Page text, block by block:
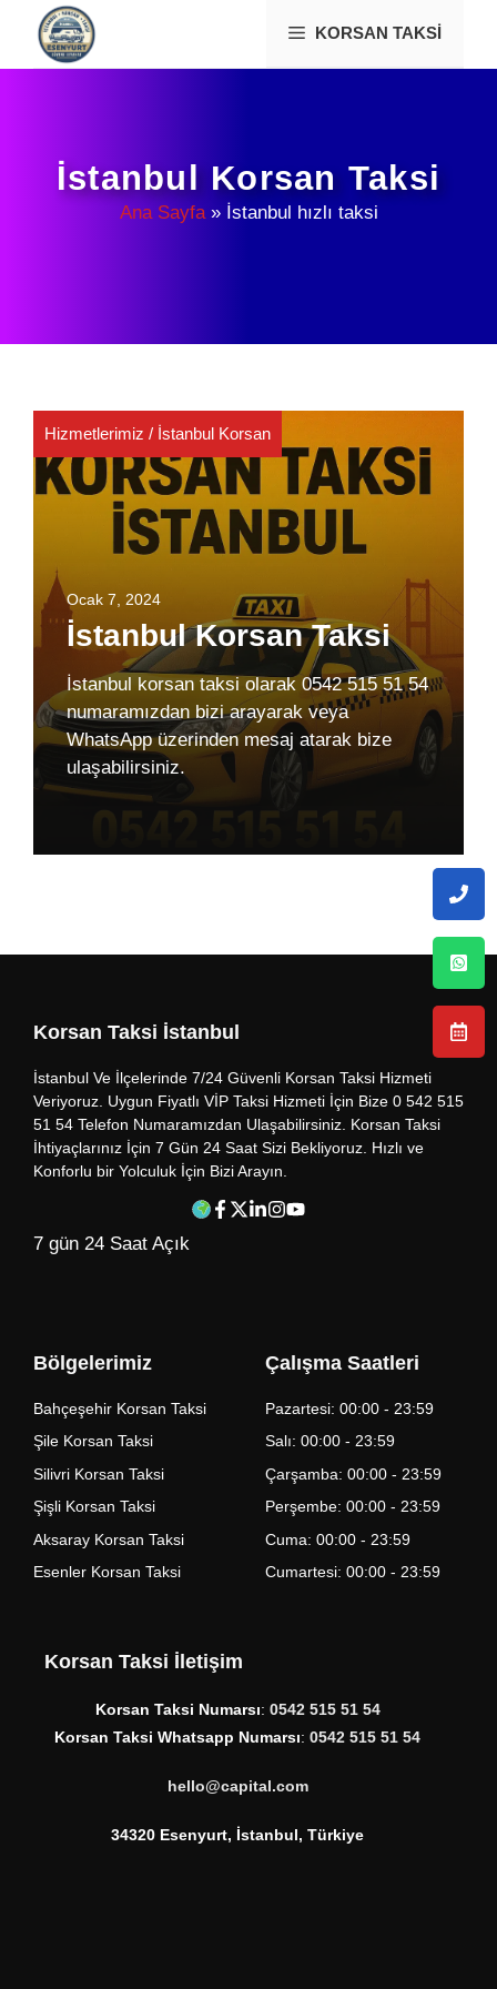
İçeriğe
KORSAN TAKSI
İstanbul Korsan Taksi
Ana Sayfa» İstanbul hızlı taksi
Hizmetlerimiz / İstanbul Korsan
Ocak 7, 2024
İstanbul Korsan Taksi
İstanbul korsan taksi olarak 0542 515 51 54
numaramızdan bizi arayarak veya
WhatsApp üzerinden mesaj atarak bize
ulaşabilirsiniz.
Korsan Taksi İstanbul
İstanbul Ve İlçelerinde 7/24 Güvenli Korsan Taksi Hizmeti
Veriyoruz. Uygun Fiyatlı VİP Taksi Hizmeti İçin Bize 0 542 515
51 54 Telefon Numaramızdan Ulaşabilirsiniz. Korsan Taksi
İhtiyaçlarınız İçin 7 Gün 24 Saat Sizi Bekliyoruz. Hızlı ve
Konforlu bir Yolculuk İçin Bizi Arayın.
7 gün 24 Saat Açık
Bölgelerimiz
Bahçeşehir Korsan Taksi
Şile Korsan Taksi
Silivri Korsan Taksi
Şişli Korsan Taksi
Aksaray Korsan Taksi
Esenler Korsan Taksi
Çalışma Saatleri
Pazartesi: 00:00 - 23:59
Salı: 00:00 - 23:59
Çarşamba: 00:00 - 23:59
Perşembe: 00:00 - 23:59
Cuma: 00:00 - 23:59
Cumartesi: 00:00 - 23:59
Korsan Taksi İletişim
Korsan Taksi Numarsı: 0542 515 51 54
Korsan Taksi Whatsapp Numarsı: 0542 515 51 54
hello@capital.com
34320 Esenyurt, İstanbul, Türkiye